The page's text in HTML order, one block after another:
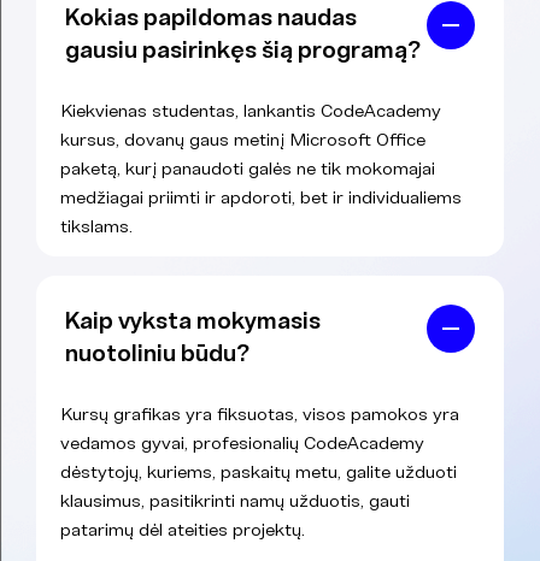
Kokias papildomas naudas
gausiu pasirinkęs šią programą?
Kiekvienas studentas, lankantis CodeAcademy
kursus, dovanų gaus metinį Microsoft Office
paketą, kurį panaudoti galės ne tik mokomajai
medžiagai priimti ir apdoroti, bet ir individualiems
tikslams.
Kaip vyksta mokymasis
nuotoliniu būdu?
Kursų grafikas yra fiksuotas, visos pamokos yra
vedamos gyvai, profesionalių CodeAcademy
dėstytojų, kuriems, paskaitų metu, galite užduoti
klausimus, pasitikrinti namų užduotis, gauti
patarimų dėl ateities projektų.